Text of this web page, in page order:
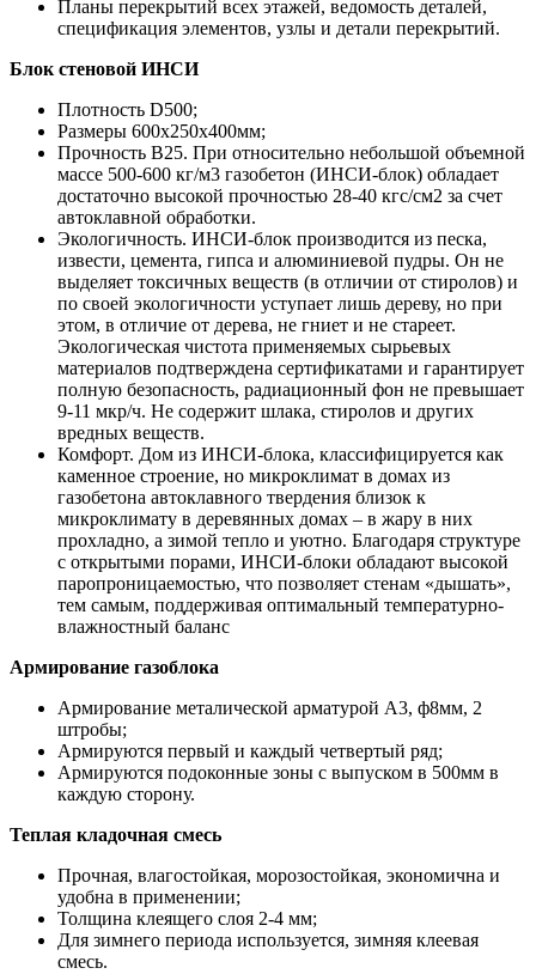
Планы перекрытий всех этажей, ведомость деталей,
спецификация элементов, узлы и детали перекрытий.
Блок стеновой ИНСИ
Плотность D500;
Размеры 600х250х400мм;
Прочность B25. При относительно небольшой объемной
массе 500-600 кг/м3 газобетон (ИНСИ-блок) обладает
достаточно высокой прочностью 28-40 кгс/см2 за счет
автоклавной обработки.
Экологичность. ИНСИ-блок производится из песка,
извести, цемента, гипса и алюминиевой пудры. Он не
выделяет токсичных веществ (в отличии от стиролов) и
по своей экологичности уступает лишь дереву, но при
этом, в отличие от дерева, не гниет и не стареет.
Экологическая чистота применяемых сырьевых
материалов подтверждена сертификатами и гарантирует
полную безопасность, радиационный фон не превышает
9-11 мкр/ч. Не содержит шлака, стиролов и других
вредных веществ.
Комфорт. Дом из ИНСИ-блока, классифицируется как
каменное строение, но микроклимат в домах из
газобетона автоклавного твердения близок к
микроклимату в деревянных домах – в жару в них
прохладно, а зимой тепло и уютно. Благодаря структуре
с открытыми порами, ИНСИ-блоки обладают высокой
паропроницаемостью, что позволяет стенам «дышать»,
тем самым, поддерживая оптимальный температурно-
влажностный баланс
Армирование газоблока
Армирование металической арматурой А3, ф8мм, 2
штробы;
Армируются первый и каждый четвертый ряд;
Армируются подоконные зоны с выпуском в 500мм в
каждую сторону.
Теплая кладочная смесь
Прочная, влагостойкая, морозостойкая, экономична и
удобна в применении;
Толщина клеящего слоя 2-4 мм;
Для зимнего периода используется, зимняя клеевая
смесь.